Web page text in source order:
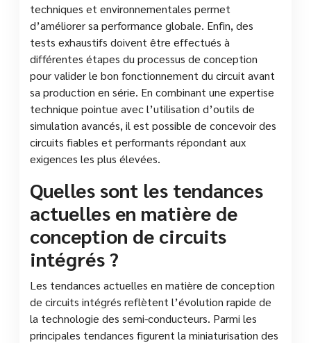
techniques et environnementales permet
d’améliorer sa performance globale. Enfin, des
tests exhaustifs doivent être effectués à
différentes étapes du processus de conception
pour valider le bon fonctionnement du circuit avant
sa production en série. En combinant une expertise
technique pointue avec l’utilisation d’outils de
simulation avancés, il est possible de concevoir des
circuits fiables et performants répondant aux
exigences les plus élevées.
Quelles sont les tendances
actuelles en matière de
conception de circuits
intégrés ?
Les tendances actuelles en matière de conception
de circuits intégrés reflètent l’évolution rapide de
la technologie des semi-conducteurs. Parmi les
principales tendances figurent la miniaturisation des